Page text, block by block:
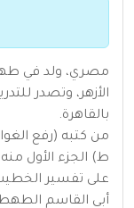
مصري، ولد في
بالقاهرة.
من كتبه (رفع
ط) الجزء الأول
على تفسير
أبي القاسم